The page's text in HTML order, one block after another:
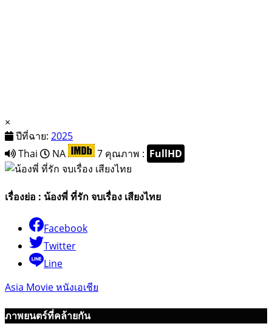
×
ปีที่ฉาย: 2025
Thai
NA 7 คุณภาพ : FullHD
เรื่องย่อ : น้องพี่ ที่รัก จบเรื่อง เสียงไทย
Facebook
Twitter
Line
Asia Movie หนังเอเชีย
ภาพยนตร์ที่คล้ายกัน